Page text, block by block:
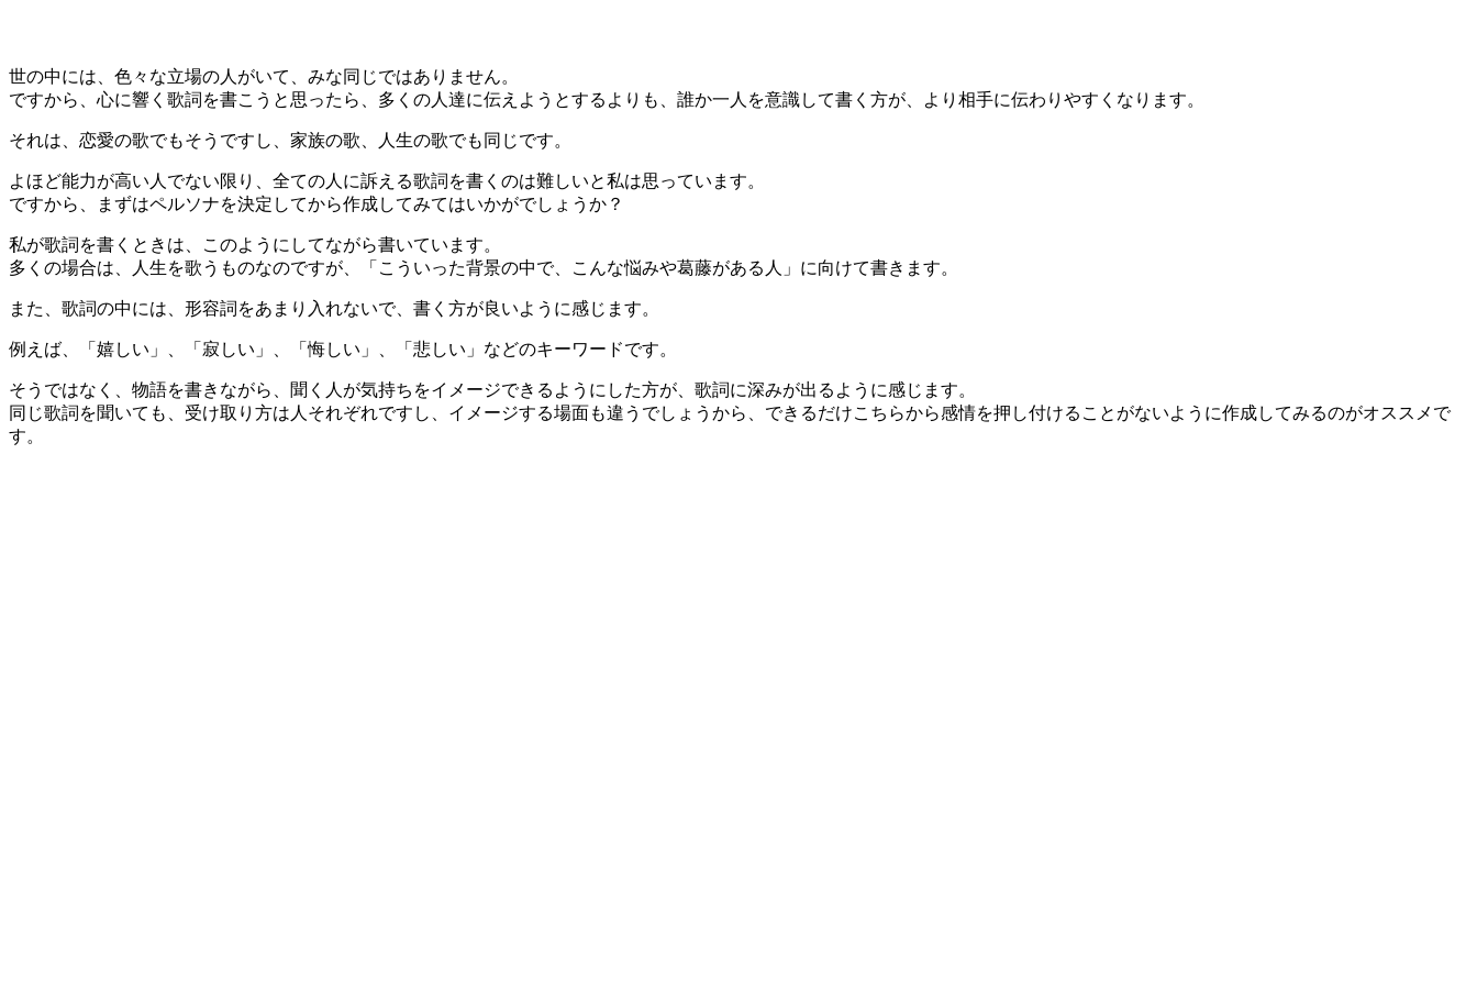
世の中には、色々な立場の人がいて、みな同じではありません。
ですから、心に響く歌詞を書こうと思ったら、多くの人達に伝えようとするよりも、誰か一人を意識して書く方が、より相手に伝わりやすくなります。
それは、恋愛の歌でもそうですし、家族の歌、人生の歌でも同じです。
よほど能力が高い人でない限り、全ての人に訴える歌詞を書くのは難しいと私は思っています。
ですから、まずはペルソナを決定してから作成してみてはいかがでしょうか？
私が歌詞を書くときは、このようにしてながら書いています。
多くの場合は、人生を歌うものなのですが、「こういった背景の中で、こんな悩みや葛藤がある人」に向けて書きます。
また、歌詞の中には、形容詞をあまり入れないで、書く方が良いように感じます。
例えば、「嬉しい」、「寂しい」、「悔しい」、「悲しい」などのキーワードです。
そうではなく、物語を書きながら、聞く人が気持ちをイメージできるようにした方が、歌詞に深みが出るように感じます。
同じ歌詞を聞いても、受け取り方は人それぞれですし、イメージする場面も違うでしょうから、できるだけこちらから感情を押し付けることがないように作成してみるのがオススメで
す。